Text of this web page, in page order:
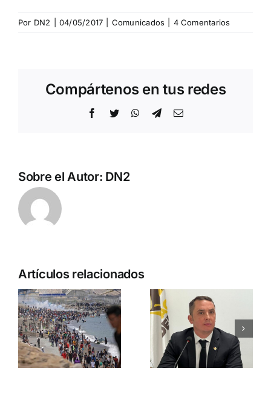
Por DN2 04/05/2017 Comunicados 4 Comentarios
Compártenos en tus redes
Facebook
Twitter WhatsApp
TelegramCorreo
Sobre el Autor: DN2
Artículos relacionados
Ante los
incendios
de
Guadalajara
y el resto
del país
PEDRO CHAPARRO
traición, la
corrupción
y la
sumisión
globalista